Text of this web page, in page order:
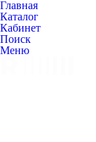
Главная
Каталог
Кабинет
Поиск
Меню